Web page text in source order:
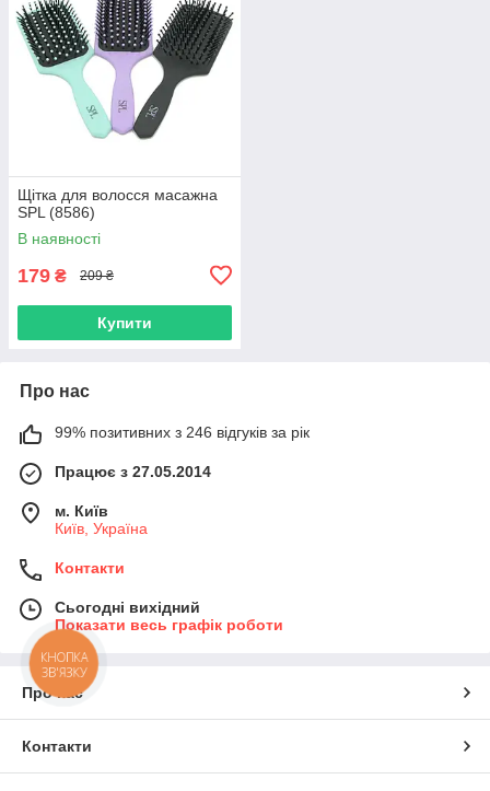
Щітка для волосся масажна
SPL (8586)
В наявності
179 ₴ 209 ₴
Купити
Про нас
99% позитивних з 246 відгуків за рік
Працює з 27.05.2014
м. Київ
Київ, Україна
Контакти
Сьогодні вихідний
Показати весь графік роботи
Про нас
Контакти
КНОПКА
ЗВ'ЯЗКУ